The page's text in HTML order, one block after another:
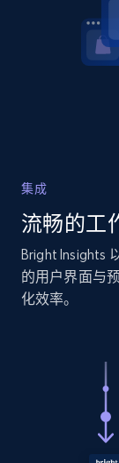
2.1K+
Title, Seller
more.
2.1K+
Amazon
Collecting
Title, Seller
price,
集成
流畅的工
Bright Insights
的用户界面与
化效率。